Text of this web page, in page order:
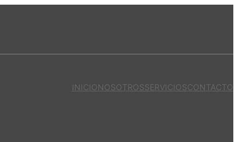
INICIONOSOTROSSERVICIOSCONTACTO